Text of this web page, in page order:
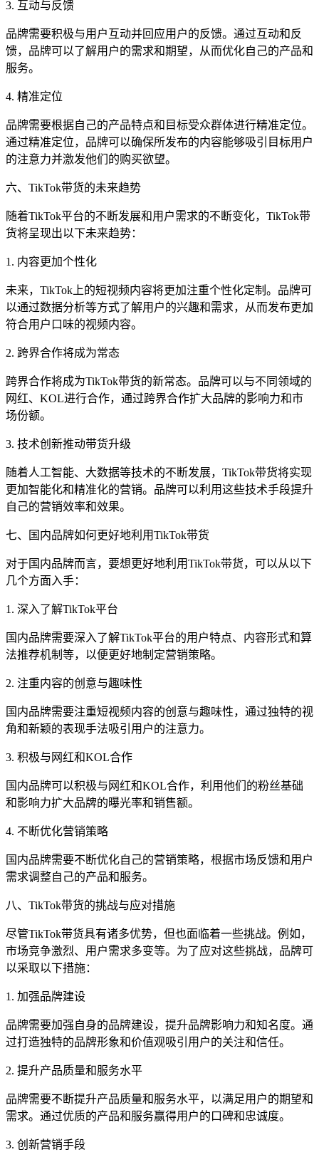
3. 互动与反馈
品牌需要积极与用户互动并回应用户的反馈。通过互动和反
馈，品牌可以了解用户的需求和期望，从而优化自己的产品和
服务。
4. 精准定位
品牌需要根据自己的产品特点和目标受众群体进行精准定位。
通过精准定位，品牌可以确保所发布的内容能够吸引目标用户
的注意力并激发他们的购买欲望。
六、TikTok带货的未来趋势
随着TikTok平台的不断发展和用户需求的不断变化，TikTok带
货将呈现出以下未来趋势：
1. 内容更加个性化
未来，TikTok上的短视频内容将更加注重个性化定制。品牌可
以通过数据分析等方式了解用户的兴趣和需求，从而发布更加
符合用户口味的视频内容。
2. 跨界合作将成为常态
跨界合作将成为TikTok带货的新常态。品牌可以与不同领域的
网红、KOL进行合作，通过跨界合作扩大品牌的影响力和市
场份额。
3. 技术创新推动带货升级
随着人工智能、大数据等技术的不断发展，TikTok带货将实现
更加智能化和精准化的营销。品牌可以利用这些技术手段提升
自己的营销效率和效果。
七、国内品牌如何更好地利用TikTok带货
对于国内品牌而言，要想更好地利用TikTok带货，可以从以下
几个方面入手：
1. 深入了解TikTok平台
国内品牌需要深入了解TikTok平台的用户特点、内容形式和算
法推荐机制等，以便更好地制定营销策略。
2. 注重内容的创意与趣味性
国内品牌需要注重短视频内容的创意与趣味性，通过独特的视
角和新颖的表现手法吸引用户的注意力。
3. 积极与网红和KOL合作
国内品牌可以积极与网红和KOL合作，利用他们的粉丝基础
和影响力扩大品牌的曝光率和销售额。
4. 不断优化营销策略
国内品牌需要不断优化自己的营销策略，根据市场反馈和用户
需求调整自己的产品和服务。
八、TikTok带货的挑战与应对措施
尽管TikTok带货具有诸多优势，但也面临着一些挑战。例如，
市场竞争激烈、用户需求多变等。为了应对这些挑战，品牌可
以采取以下措施：
1. 加强品牌建设
品牌需要加强自身的品牌建设，提升品牌影响力和知名度。通
过打造独特的品牌形象和价值观吸引用户的关注和信任。
2. 提升产品质量和服务水平
品牌需要不断提升产品质量和服务水平，以满足用户的期望和
需求。通过优质的产品和服务赢得用户的口碑和忠诚度。
3. 创新营销手段